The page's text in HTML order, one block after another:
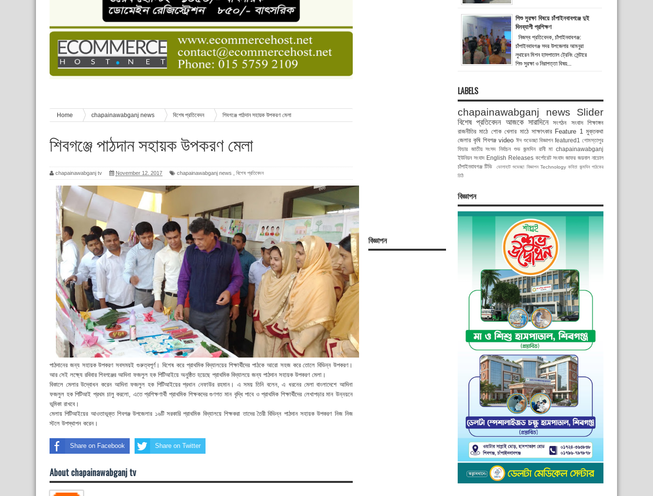
চাঁপাইনবাবগঞ্জে শেষ হয়েছে ৫ দিনের স্কাউট ইউনিট লিডার বেসিক কোর্স
বাংলাদেশ স্কাউটস দিবস পালন
পানি সংকট, কলস নিয়ে বিক্ষোভ
ঈদের শুভেচ্ছা জানিয়েছেন সাবেক ছাত্রলীগ নেতা আবু হাসনাত সুমন
শিশু সুরক্ষা বিষয়ে চাঁপাইনবাবগঞ্জে দুই দিনব্যাপী প্রশিক্ষণ
বিজ্ঞাপন
Home chapainawabganj news বিশেষ প্রতিবেদন শিবগঞ্জে পাঠদান সহায়ক উপকরণ মেলা
শিবগঞ্জে পাঠদান সহায়ক উপকরণ মেলা
chapainawabganj tv November 12, 2017 chapainawabganj news বিশেষ প্রতিবেদন
পাঠদানের জন্য সহায়ক উপকরণ সবসময়ই গুরুত্বপূর্ণ। বিশেষ করে প্রাথমিক বিদ্যালয়ের শিক্ষার্থীদের পাঠকে আরো সহজ করে তোলে বিভিন্ন উপকরণ।
আর সেই লক্ষ্যে রবিবার শিবগঞ্জের আদিনা ফজলুল হক পিটিআইয়ে অনুষ্ঠিত হয়েছে প্রাথমিক বিদ্যালয়ে জন্য পাঠদান সহায়ক উপকরণ মেলা।
বিকালে মেলার উদ্বোধন করেন আদিনা ফজলুল হক পিটিআইয়ের প্রধান নেফাউর রহমান। এ সময় তিনি বলেন, এ ধরনের মেলা বাংলাদেশে আদিনা
ফজলুল হক পিটিআই প্রথম চালু করলো, এতে প্রশিক্ষণার্থী প্রাথমিক শিক্ষকদের গুণগত মান বৃদ্ধি পাবে ও প্রাথমিক শিক্ষার্থীদের লেখাপড়ার মান উন্নয়নে
ভূমিকা রাখবে।
মেলায় পিটিআইয়ের আওতাভূক্ত শিবগঞ্জ উপজেলার ১৬টি সরকারি প্রাথমিক বিদ্যালয়ে শিক্ষকরা তাদের তৈরী বিভিন্ন পাঠদান সহায়ক উপকরণ নিজ নিজ
স্টলে উপস্থাপন করেন।
Share on Facebook Share on Twitter
About chapainawabganj tv
শিশু সুরক্ষা বিষয়ে চাঁপাইনবাবগঞ্জে দুই
দিনব্যাপী প্রশিক্ষণ
নিজস্ব প্রতিবেদক, চাঁপাইনবাবগঞ্জ:
চাঁপাইনবাবগঞ্জ সদর উপজেলার আমনুরা
লুথারেন মিশন হাসপাতাল ট্রেনিং সেন্টারে
শিশু সুরক্ষা ও নিরাপত্তা বিষয়...
LABELS
chapainawabganj news Slider
বিশেষ প্রতিবেদন আজকে সারাদিনে সংগঠন সংবাদ
শিক্ষাঙ্গন
রাজনীতির মাঠে শোক খেলার মাঠে সাক্ষাৎকার Feature 1 মুক্তকথা
জেলার কৃষি শিবগঞ্জ video ঈদ শুভেচ্ছা বিজ্ঞাপন featured1 গোমস্তাপুর
ফিচার জাতীয় সংসদ নির্বাচন শুভ জন্মদিন রানী মা chapainawabganj
ইউনিয়ন সংবাদ English Releases কর্পোরেট সংবাদ জাফর জয়নাল নাচোল
চাঁপাইনবাবগঞ্জ টিভি
ভোলাহাট শুভেচ্ছা বিজ্ঞাপন Technology কবিতা জন্মদিন পাঠকের
চিঠি
বিজ্ঞাপন